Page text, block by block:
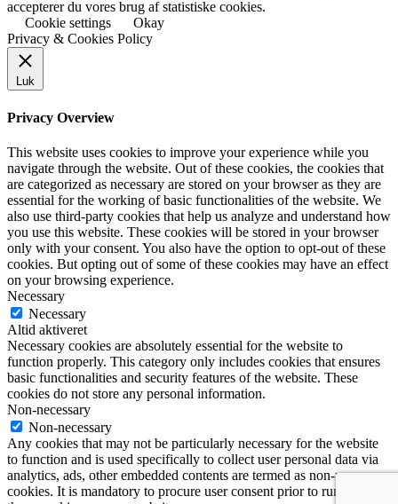
accepterer du vores brug af statistiske cookies.
Cookie settings
Okay
Privacy & Cookies Policy
Luk
Privacy Overview
This website uses cookies to improve your experience while you
navigate through the website. Out of these cookies, the cookies that
are categorized as necessary are stored on your browser as they are
essential for the working of basic functionalities of the website. We
also use third-party cookies that help us analyze and understand how
you use this website. These cookies will be stored in your browser
only with your consent. You also have the option to opt-out of these
cookies. But opting out of some of these cookies may have an effect
on your browsing experience.
Necessary
Necessary
Altid aktiveret
Necessary cookies are absolutely essential for the website to
function properly. This category only includes cookies that ensures
basic functionalities and security features of the website. These
cookies do not store any personal information.
Non-necessary
Non-necessary
Any cookies that may not be particularly necessary for the website
to function and is used specifically to collect user personal data via
analytics, ads, other embedded contents are termed as non-necessary
cookies. It is mandatory to procure user consent prior to running